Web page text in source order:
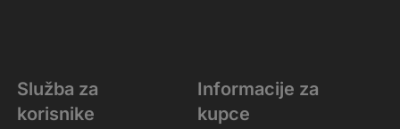
Služba za
korisnike
Informacije za
kupce